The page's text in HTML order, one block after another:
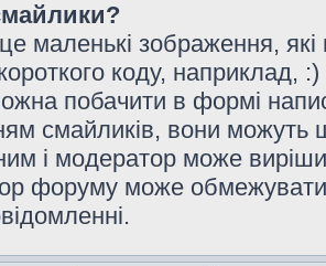
маленькі зображення, які
коду, наприклад,
побачити в формі
смайликів, вони
і модератор може
форуму може обмежувати